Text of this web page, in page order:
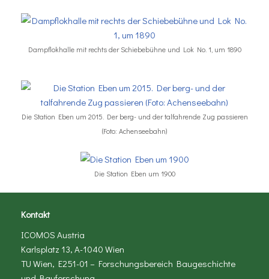
Dampflokhalle mit rechts der Schiebebühne und Lok No. 1, um 1890
Die Station Eben um 2015. Der berg- und der talfahrende Zug passieren
(Foto: Achenseebahn)
Die Station Eben um 1900
Kontakt
ICOMOS Austria
Karlsplatz 13, A-1040 Wien
TU Wien, E251-01 – Forschungsbereich Baugeschichte